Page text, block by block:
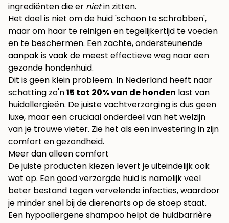
ingrediënten die er nietin zitten.
Het doel is niet om de huid 'schoon te schrobben',
maar om haar te reinigen en tegelijkertijd te voeden
en te beschermen. Een zachte, ondersteunende
aanpak is vaak de meest effectieve weg naar een
gezonde hondenhuid.
Dit is geen klein probleem. In Nederland heeft naar
schatting zo'n15 tot 20% van de honden last van
huidallergieën. De juiste vachtverzorging is dus geen
luxe, maar een cruciaal onderdeel van het welzijn
van je trouwe vieter. Zie het als een investering in zijn
comfort en gezondheid.
Meer dan alleen comfort
De juiste producten kiezen levert je uiteindelijk ook
wat op. Een goed verzorgde huid is namelijk veel
beter bestand tegen vervelende infecties, waardoor
je minder snel bij de dierenarts op de stoep staat.
Een hypoallergene shampoo helpt de huidbarrière